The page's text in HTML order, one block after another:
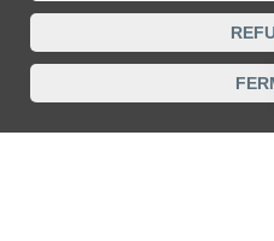
Statut De
Recherche des
Protection des
Conditions